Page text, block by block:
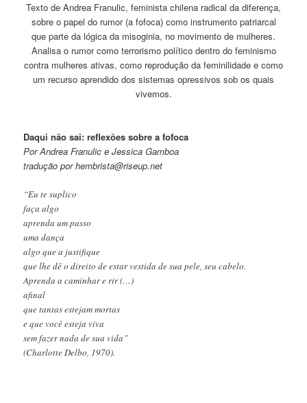
Texto de Andrea Franulic, feminista chilena radical da diferença,
sobre o papel do rumor (a fofoca) como instrumento patriarcal
que parte da lógica da misoginia, no movimento de mulheres.
Analisa o rumor como terrorismo político dentro do feminismo
contra mulheres ativas, como reprodução da feminilidade e como
um recurso aprendido dos sistemas opressivos sob os quais
vivemos.
Daqui não sai: reflexões sobre a fofoca
Por Andrea Franulic e Jessica Gamboa
tradução por hembrista@riseup.net
“Eu te suplico
faça algo
aprenda um passo
uma dança
algo que a justifique
que lhe dê o direito de estar vestida de sua pele, seu cabelo.
Aprenda a caminhar e rir (…)
afinal
que tantas estejam mortas
e que você esteja viva
sem fazer nada de sua vida”
(Charlotte Delbo, 1970).